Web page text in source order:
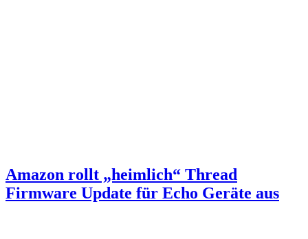
Amazon rollt „heimlich“ Thread
Firmware Update für Echo Geräte aus